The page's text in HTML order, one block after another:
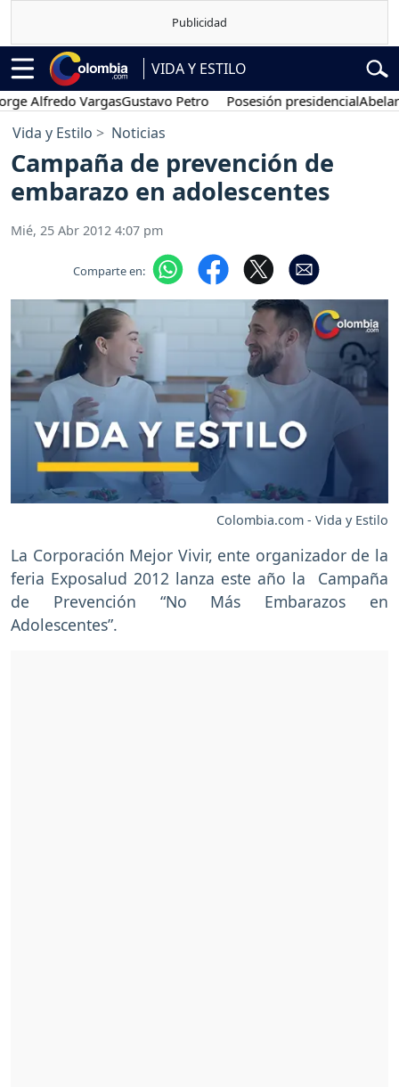
VIDA Y ESTILO
VargasGustavo Petro Posesión presidencialAbelardo
Vida y Estilo Noticias
Campaña de prevención de
embarazo en adolescentes
Mié, 25 Abr 2012 4:07 pm
Comparte en:
Colombia.com - Vida y Estilo
La Corporación Mejor Vivir, ente organizador de la
feria Exposalud 2012 lanza este año la Campaña
de Prevención “No Más Embarazos en
Adolescentes”.